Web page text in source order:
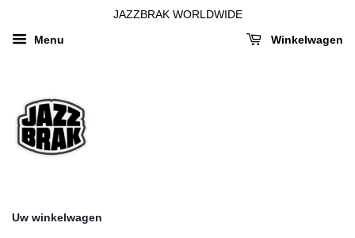
JAZZBRAK WORLDWIDE
Menu Winkelwagen
Uw winkelwagen